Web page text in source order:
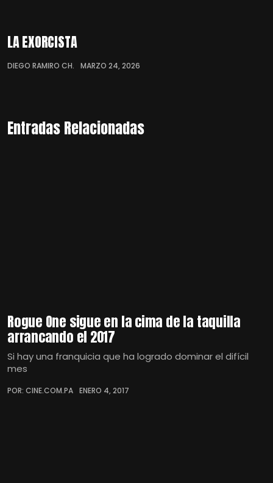
LA EXORCISTA
DIEGO RAMIRO CH. MARZO 24, 2026
Entradas Relacionadas
Rogue One sigue en la cima de la taquilla
arrancando el 2017
Si hay una franquicia que ha logrado dominar el difícil
mes
POR: CINE.COM.PA ENERO 4, 2017